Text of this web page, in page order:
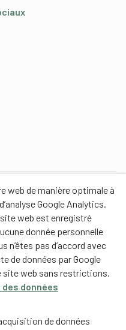
web de manière optimale à
Google Analytics.
web est enregistré
donnée personnelle
n’êtes pas d’accord avec
de données par Google
site web sans restrictions.
données
de données
de Macolin HEFSM